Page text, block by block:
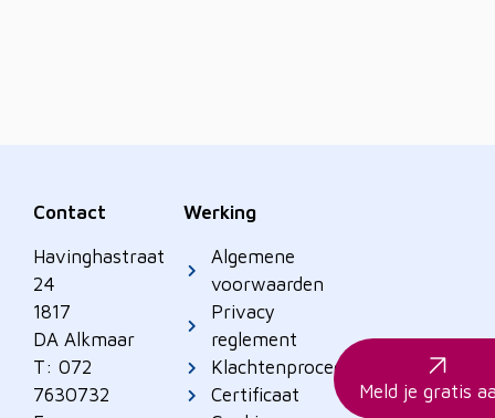
Contact
Havinghastraat
24
1817
DA Alkmaar
T: 072
7630732
Werking
Algemene
voorwaarden
Privacy
reglement
Klachtenprocedure
Certificaat
Meld je gratis